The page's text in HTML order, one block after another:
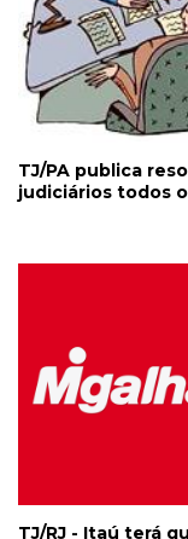
TJ/PA publica
judiciários todos
TJ/RJ - Itaú terá